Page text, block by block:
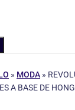
» MODA »
A BASE DE